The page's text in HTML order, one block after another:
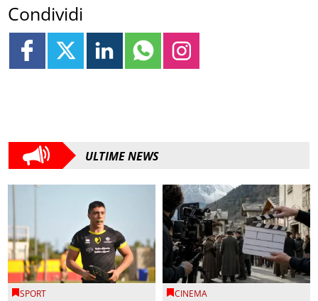
Condividi
ULTIME NEWS
SPORT CINEMA